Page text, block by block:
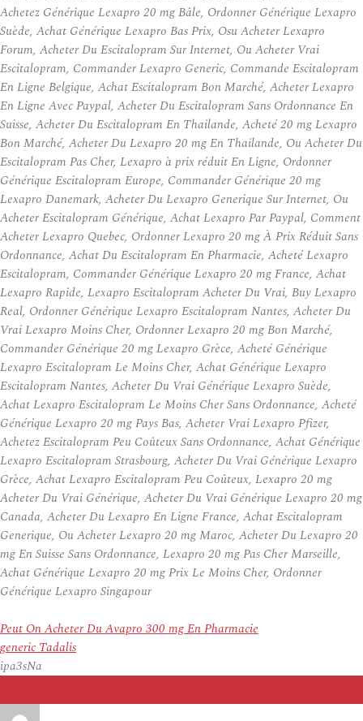
Achetez Générique Lexapro 20 mg Bâle, Ordonner Générique Lexapro
Suède, Achat Générique Lexapro Bas Prix, Osu Acheter Lexapro
Forum, Acheter Du Escitalopram Sur Internet, Ou Acheter Vrai
Escitalopram, Commander Lexapro Generic, Commande Escitalopram
En Ligne Belgique, Achat Escitalopram Bon Marché, Acheter Lexapro
En Ligne Avec Paypal, Acheter Du Escitalopram Sans Ordonnance En
Suisse, Acheter Du Escitalopram En Thailande, Acheté 20 mg Lexapro
Bon Marché, Acheter Du Lexapro 20 mg En Thailande, Ou Acheter Du
Escitalopram Pas Cher, Lexapro à prix réduit En Ligne, Ordonner
Générique Escitalopram Europe, Commander Générique 20 mg
Lexapro Danemark, Acheter Du Lexapro Generique Sur Internet, Ou
Acheter Escitalopram Générique, Achat Lexapro Par Paypal, Comment
Acheter Lexapro Quebec, Ordonner Lexapro 20 mg À Prix Réduit Sans
Ordonnance, Achat Du Escitalopram En Pharmacie, Acheté Lexapro
Escitalopram, Commander Générique Lexapro 20 mg France, Achat
Lexapro Rapide, Lexapro Escitalopram Acheter Du Vrai, Buy Lexapro
Real, Ordonner Générique Lexapro Escitalopram Nantes, Acheter Du
Vrai Lexapro Moins Cher, Ordonner Lexapro 20 mg Bon Marché,
Commander Générique 20 mg Lexapro Grèce, Acheté Générique
Lexapro Escitalopram Le Moins Cher, Achat Générique Lexapro
Escitalopram Nantes, Acheter Du Vrai Générique Lexapro Suède,
Achat Lexapro Escitalopram Le Moins Cher Sans Ordonnance, Acheté
Générique Lexapro 20 mg Pays Bas, Acheter Vrai Lexapro Pfizer,
Achetez Escitalopram Peu Coûteux Sans Ordonnance, Achat Générique
Lexapro Escitalopram Strasbourg, Acheter Du Vrai Générique Lexapro
Grèce, Achat Lexapro Escitalopram Peu Coûteux, Lexapro 20 mg
Acheter Du Vrai Générique, Acheter Du Vrai Générique Lexapro 20 mg
Canada, Acheter Du Lexapro En Ligne France, Achat Escitalopram
Generique, Ou Acheter Lexapro 20 mg Maroc, Acheter Du Lexapro 20
mg En Suisse Sans Ordonnance, Lexapro 20 mg Pas Cher Marseille,
Achat Générique Lexapro 20 mg Prix Le Moins Cher, Ordonner
Générique Lexapro Singapour
Peut On Acheter Du Avapro 300 mg En Pharmacie
generic Tadalis
ipa3sNa